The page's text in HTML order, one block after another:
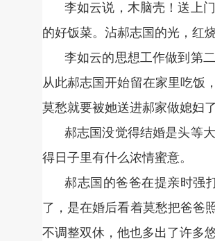
李如云说，木脑壳！送上
的好饭菜。沾郝志国的光，红
李如云的思想工作做到第
从此郝志国开始留在家里吃饭
莫愁就要被她送进郝家做媳妇了
郝志国没觉得结婚是头等
得日子里有什么浓情蜜意。
郝志国的爸爸在提亲时强
了，是在婚后看着莫愁把爸爸
不调整双休，他也多出了许多悠